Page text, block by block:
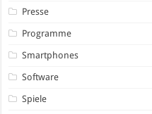
Presse
Programme
Smartphones
Software
Spiele